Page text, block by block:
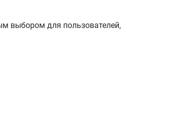
выбором для пользователей,